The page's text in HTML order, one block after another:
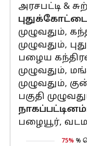
அரசபட்டி &
புதுக்கோட்டை
முழுவதும்,
முழுவதும்,
பழைய
முழுவதும்,
முழுவதும்,
பகுதி
நாகப்பட்டினம்
பழையூர்,
75% %